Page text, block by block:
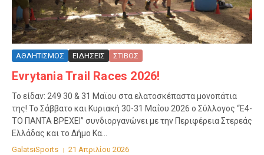
ΑΘΛΗΤΙΣΜΟΣ ΕΙΔΗΣΕΙΣ ΣΤΙΒΟΣ
Evrytania Trail Races 2026!
Το είδαν: 249 30 & 31 Μαϊου στα ελατοσκέπαστα μονοπάτια
της! Το Σάββατο και Κυριακή 30-31 Μαΐου 2026 ο Σύλλογος “Ε4-
ΤΟ ΠΑΝΤΑ ΒΡΕΧΕΙ” συνδιοργανώνει με την Περιφέρεια Στερεάς
Ελλάδας και το Δήμο Κα...
GalatsiSports 21 Απριλίου 2026